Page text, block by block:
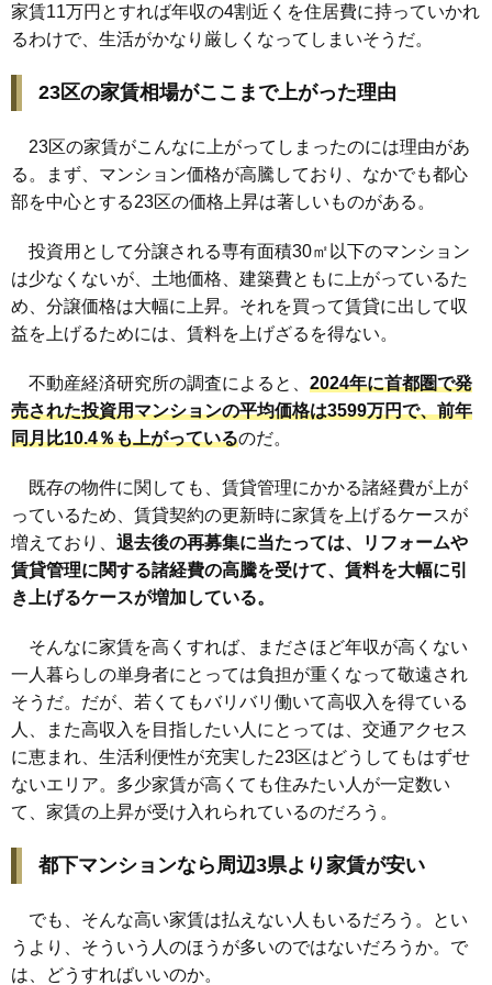
家賃11万円とすれば年収の4割近くを住居費に持っていかれ
るわけで、生活がかなり厳しくなってしまいそうだ。
23区の家賃相場がここまで上がった理由
23区の家賃がこんなに上がってしまったのには理由があ
る。まず、マンション価格が高騰しており、なかでも都心
部を中心とする23区の価格上昇は著しいものがある。
投資用として分譲される専有面積30㎡以下のマンション
は少なくないが、土地価格、建築費ともに上がっているた
め、分譲価格は大幅に上昇。それを買って賃貸に出して収
益を上げるためには、賃料を上げざるを得ない。
不動産経済研究所の調査によると、 2024年に首都圏で発
売された投資用マンションの平均価格は3599万円で、前年
同月比10.4％も上がっているのだ。
既存の物件に関しても、賃貸管理にかかる諸経費が上が
っているため、賃貸契約の更新時に家賃を上げるケースが
増えており、 退去後の再募集に当たっては、リフォームや
賃貸管理に関する諸経費の高騰を受けて、賃料を大幅に引
き上げるケースが増加している。
そんなに家賃を高くすれば、まださほど年収が高くない
一人暮らしの単身者にとっては負担が重くなって敬遠され
そうだ。だが、若くてもバリバリ働いて高収入を得ている
人、また高収入を目指したい人にとっては、交通アクセス
に恵まれ、生活利便性が充実した23区はどうしてもはずせ
ないエリア。多少家賃が高くても住みたい人が一定数い
て、家賃の上昇が受け入れられているのだろう。
都下マンションなら周辺3県より家賃が安い
でも、そんな高い家賃は払えない人もいるだろう。とい
うより、そういう人のほうが多いのではないだろうか。で
は、どうすればいいのか。